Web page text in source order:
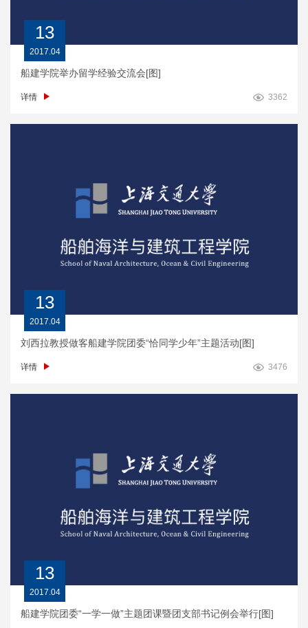
13
2017.04
船建学院举办留学经验交流会[图]
详情 3362
13
2017.04
刘西拉教授做客船建学院团委“恰同学少年”主题活动[图]
详情 3476
13
2017.04
船建学院团委“一学一做”主题团课暨团支部书记例会举行[图]